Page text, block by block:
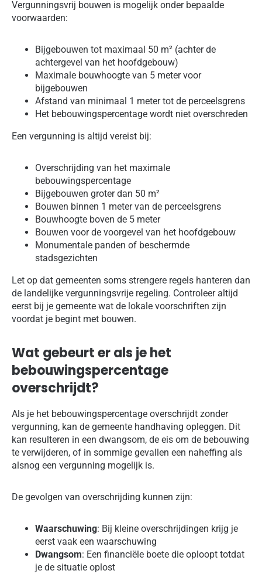
Vergunningsvrij bouwen is mogelijk onder bepaalde
voorwaarden:
Bijgebouwen tot maximaal 50 m² (achter de
achtergevel van het hoofdgebouw)
Maximale bouwhoogte van 5 meter voor
bijgebouwen
Afstand van minimaal 1 meter tot de perceelsgrens
Het bebouwingspercentage wordt niet overschreden
Een vergunning is altijd vereist bij:
Overschrijding van het maximale
bebouwingspercentage
Bijgebouwen groter dan 50 m²
Bouwen binnen 1 meter van de perceelsgrens
Bouwhoogte boven de 5 meter
Bouwen voor de voorgevel van het hoofdgebouw
Monumentale panden of beschermde
stadsgezichten
Let op dat gemeenten soms strengere regels hanteren dan
de landelijke vergunningsvrije regeling. Controleer altijd
eerst bij je gemeente wat de lokale voorschriften zijn
voordat je begint met bouwen.
Wat gebeurt er als je het
bebouwingspercentage
overschrijdt?
Als je het bebouwingspercentage overschrijdt zonder
vergunning, kan de gemeente handhaving opleggen. Dit
kan resulteren in een dwangsom, de eis om de bebouwing
te verwijderen, of in sommige gevallen een naheffing als
alsnog een vergunning mogelijk is.
De gevolgen van overschrijding kunnen zijn:
Waarschuwing: Bij kleine overschrijdingen krijg je
eerst vaak een waarschuwing
Dwangsom: Een financiële boete die oploopt totdat
je de situatie oplost